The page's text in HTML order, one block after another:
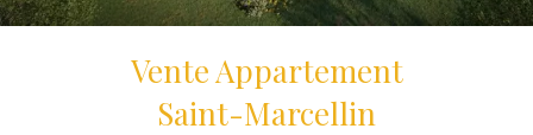
Vente Appartement
Saint-Marcellin